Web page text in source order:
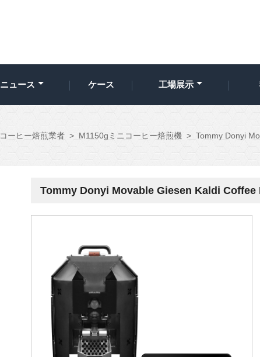
ニュース ケース 工場展示
コーヒー焙煎業者 > M1150gミニコーヒー焙煎機 > Tommy Donyi
Tommy Donyi Movable Giesen Kaldi